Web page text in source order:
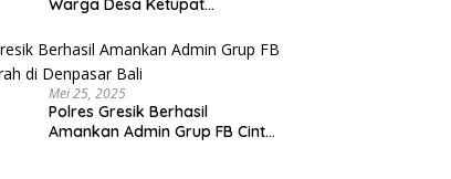
Warga Desa Ketupat
Pidana
Mei 25, 2025
Polres Gresik Berhasil
Amankan Admin Grup FB Cinta